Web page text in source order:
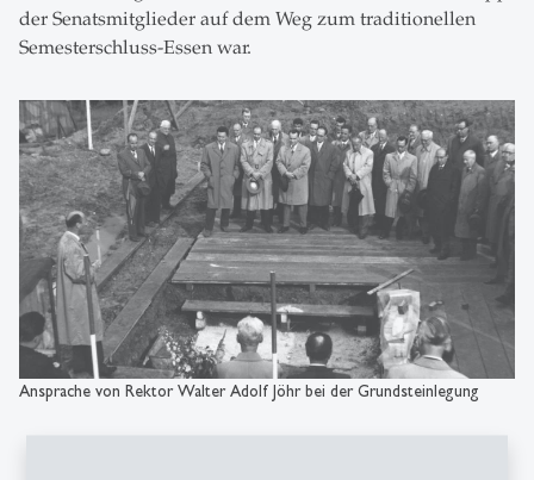
der Senatsmitglieder auf dem Weg zum traditionellen
Semesterschluss-Essen war.
Ansprache von Rektor Walter Adolf Jöhr bei der Grundsteinlegung